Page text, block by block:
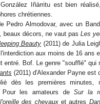
González Iñárritu est bien
chrétiennes.
Pedro Almodovar, avec un
beaux décors, ne vaut pas Les
Beauty (2011) de Julia
aux moins de 16 ans
entré. Bof. Le genre "soufflé" qui
(2011) d'Alexander Payne est
dès les premières minutes,
Pour les amateurs deSur la
des chevauxet autres